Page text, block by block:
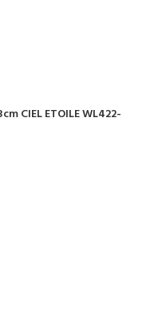
ETOILE WL422-